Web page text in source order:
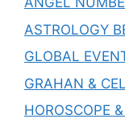
ASTROLOGY
GLOBAL
GRAHAN &
HOROSCOPE